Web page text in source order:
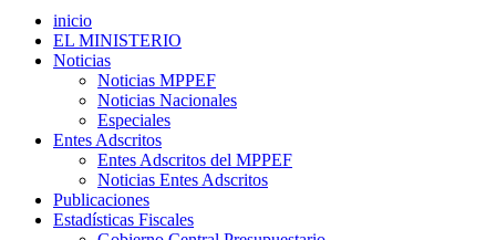
inicio
EL MINISTERIO
Noticias
Noticias MPPEF
Noticias Nacionales
Especiales
Entes Adscritos
Entes Adscritos del MPPEF
Noticias Entes Adscritos
Publicaciones
Estadísticas Fiscales